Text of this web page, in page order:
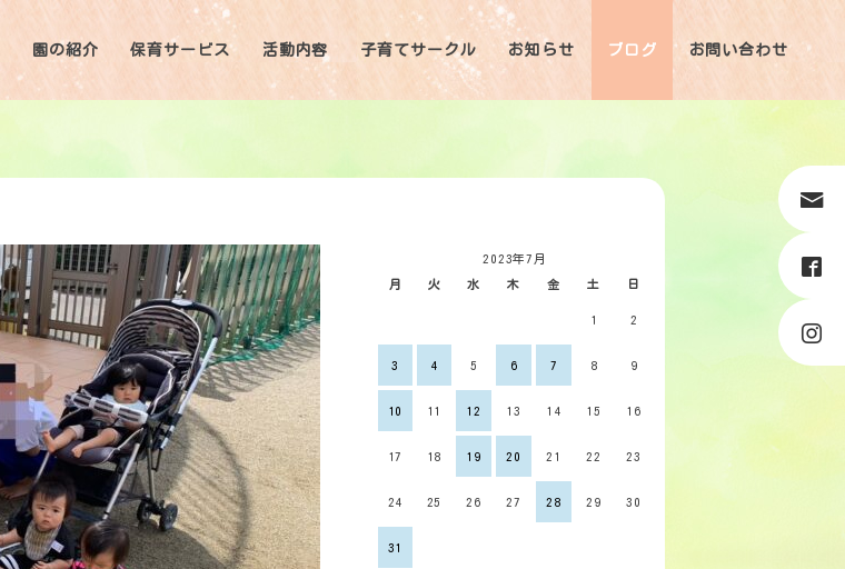
園の紹介 保育サービス 活動内容 子育てサークル お知らせ ブログ お問い合わせ
2023年7月
月 火 水 木 金 土 日
1 2
3 4 5 6 7 8 9
10 11 12 13 14 15 16
17 18 19 20 21 22 23
24 25 26 27 28 29 30
31